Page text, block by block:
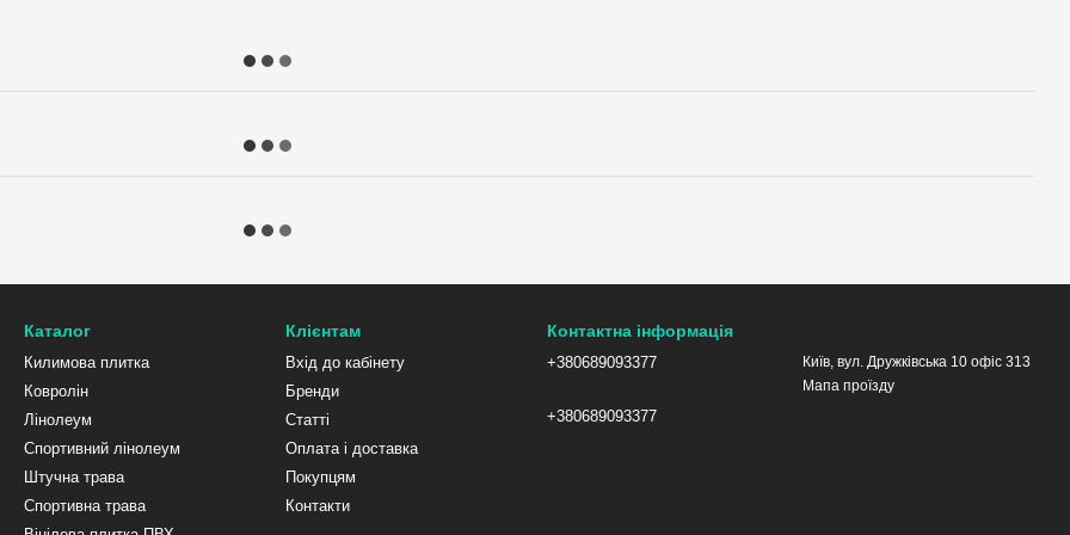
Каталог
Килимова плитка
Ковролін
Лінолеум
Спортивний лінолеум
Штучна трава
Спортивна трава
Клієнтам
Вхід до кабінету
Бренди
Статті
Оплата і доставка
Покупцям
Контакти
Контактна інформація
+380689093377
+380689093377
Київ, вул. Дружківська 10 офіс 313
Мапа проїзду